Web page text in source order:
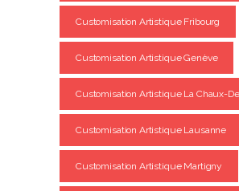
Customisation Artistique Fribourg
Customisation Artistique Genève
Customisation Artistique La Chaux-
Customisation Artistique Lausanne
Customisation Artistique Martigny